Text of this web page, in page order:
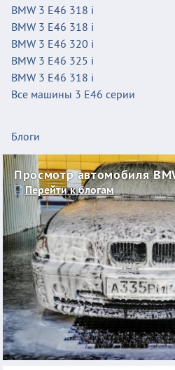
BMW 3 E46 318 i
BMW 3 E46 318 i
BMW 3 E46 320 i
BMW 3 E46 325 i
BMW 3 E46 318 i
Все машины 3 E46 серии
Блоги
Просмотр автомобиля
Перейти к блогам